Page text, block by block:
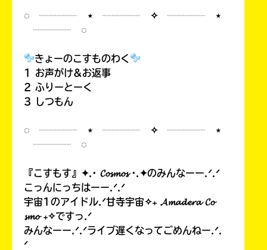
◌ ┈┈┈┈ ⋆ ┈┈┈┈ ✧ ┈┈┈┈ ⋆
┈┈┈┈ ◌
きょーのこすものわく
1 お声がけ&お返事
2 ふりーとーく
3 しつもん
◌ ┈┈┈┈ ⋆ ┈┈┈┈ ✧ ┈┈┈┈ ⋆
┈┈┈┈ ◌
『こすもす』✦.· 𝓒𝓸𝓼𝓶𝓸𝓼 ·.✦のみんなーー.ᐟ.ᐟ
こっんにっちはーー.ᐟ.ᐟ
宇宙1のアイドル.ᐟ甘寺宇宙✧₊ 𝓐𝓶𝓪𝓭𝓮𝓻𝓪 𝓒𝓸
𝓼𝓶𝓸 ₊✧ですっ.ᐟ
みんなーー.ᐟ.ᐟライブ遅くなってごめんねー.ᐟ.
ᐟ